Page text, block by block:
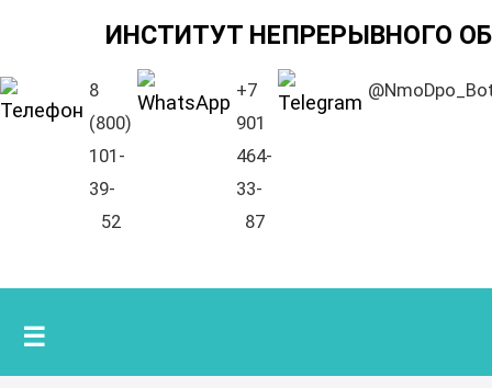
ИНСТИТУТ НЕПРЕРЫВНОГО
8
(800)
101-
39-
52
+7
901
464-
33-
87
☰